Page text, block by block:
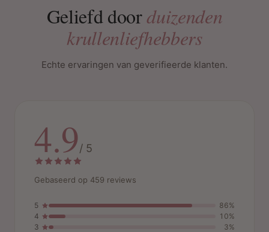
Geliefd doorduizenden
krullenliefhebbers
Echte ervaringen van geverifieerde klanten.
4.9/ 5
Gebaseerd op 459 reviews
5
86%
4
10%
3
3%